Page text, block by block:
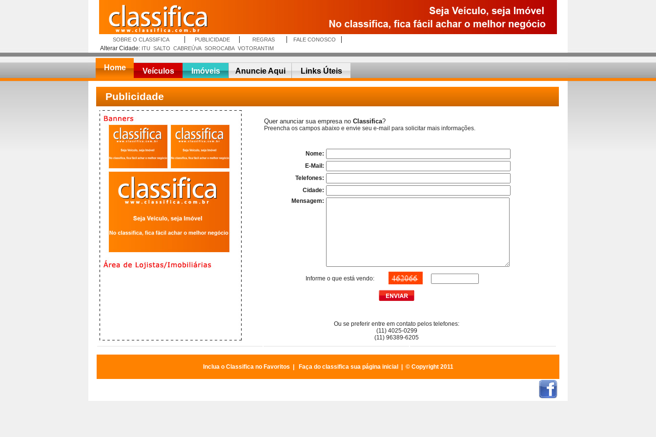
SOBRE O CLASSIFICA PUBLICIDADE REGRAS FALE CONOSCO
Alterar Cidade: ITU SALTO CABREÚVA SOROCABA VOTORANTIM
Home Veículos Imóveis Anuncie Aqui Links Úteis
Publicidade
Quer anunciar sua empresa no Classifica?
Preencha os campos abaixo e envie seu e-mail para solicitar mais informações.
Nome:
E-Mail:
Telefones:
Cidade:
Mensagem:
Informe o que está vendo:
Ou se preferir entre em contato pelos telefones:
(11) 4025-0299
(11) 96389-6205
Inclua o Classifica no Favoritos Faça do classifica sua página inicial | © Copyright 2011